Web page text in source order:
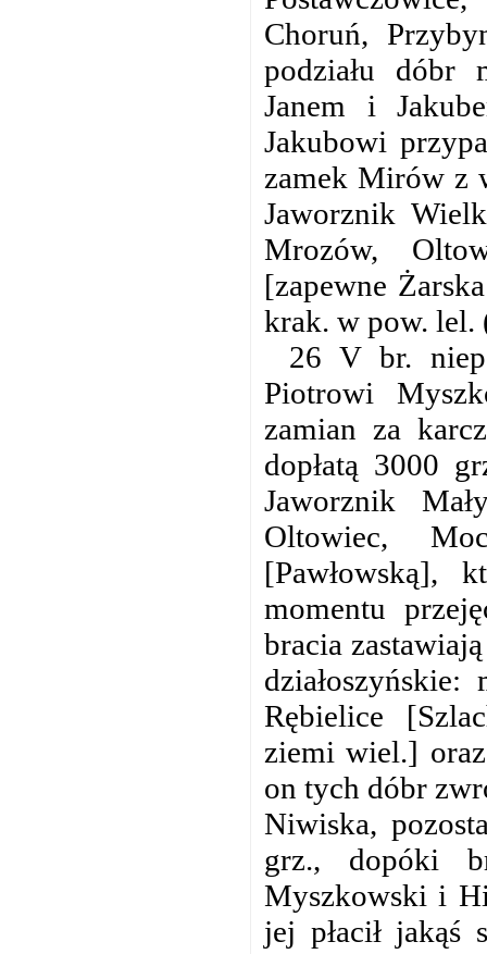
Choruń,
podziału dóbr
Janem i
Jakubowi
zamek Mirów z
Jaworznik
Mrozów,
[zapewne
krak. w pow. lel.
26 V br.
Piotrowi
zamian za
dopłatą 3000
Jaworznik
Oltowiec,
[Pawłowską],
momentu
bracia
działoszyńskie:
Rębielice
ziemi wiel.]
on tych dóbr
Niwiska,
grz., dopóki
Myszkowski i
jej płacił jakąś